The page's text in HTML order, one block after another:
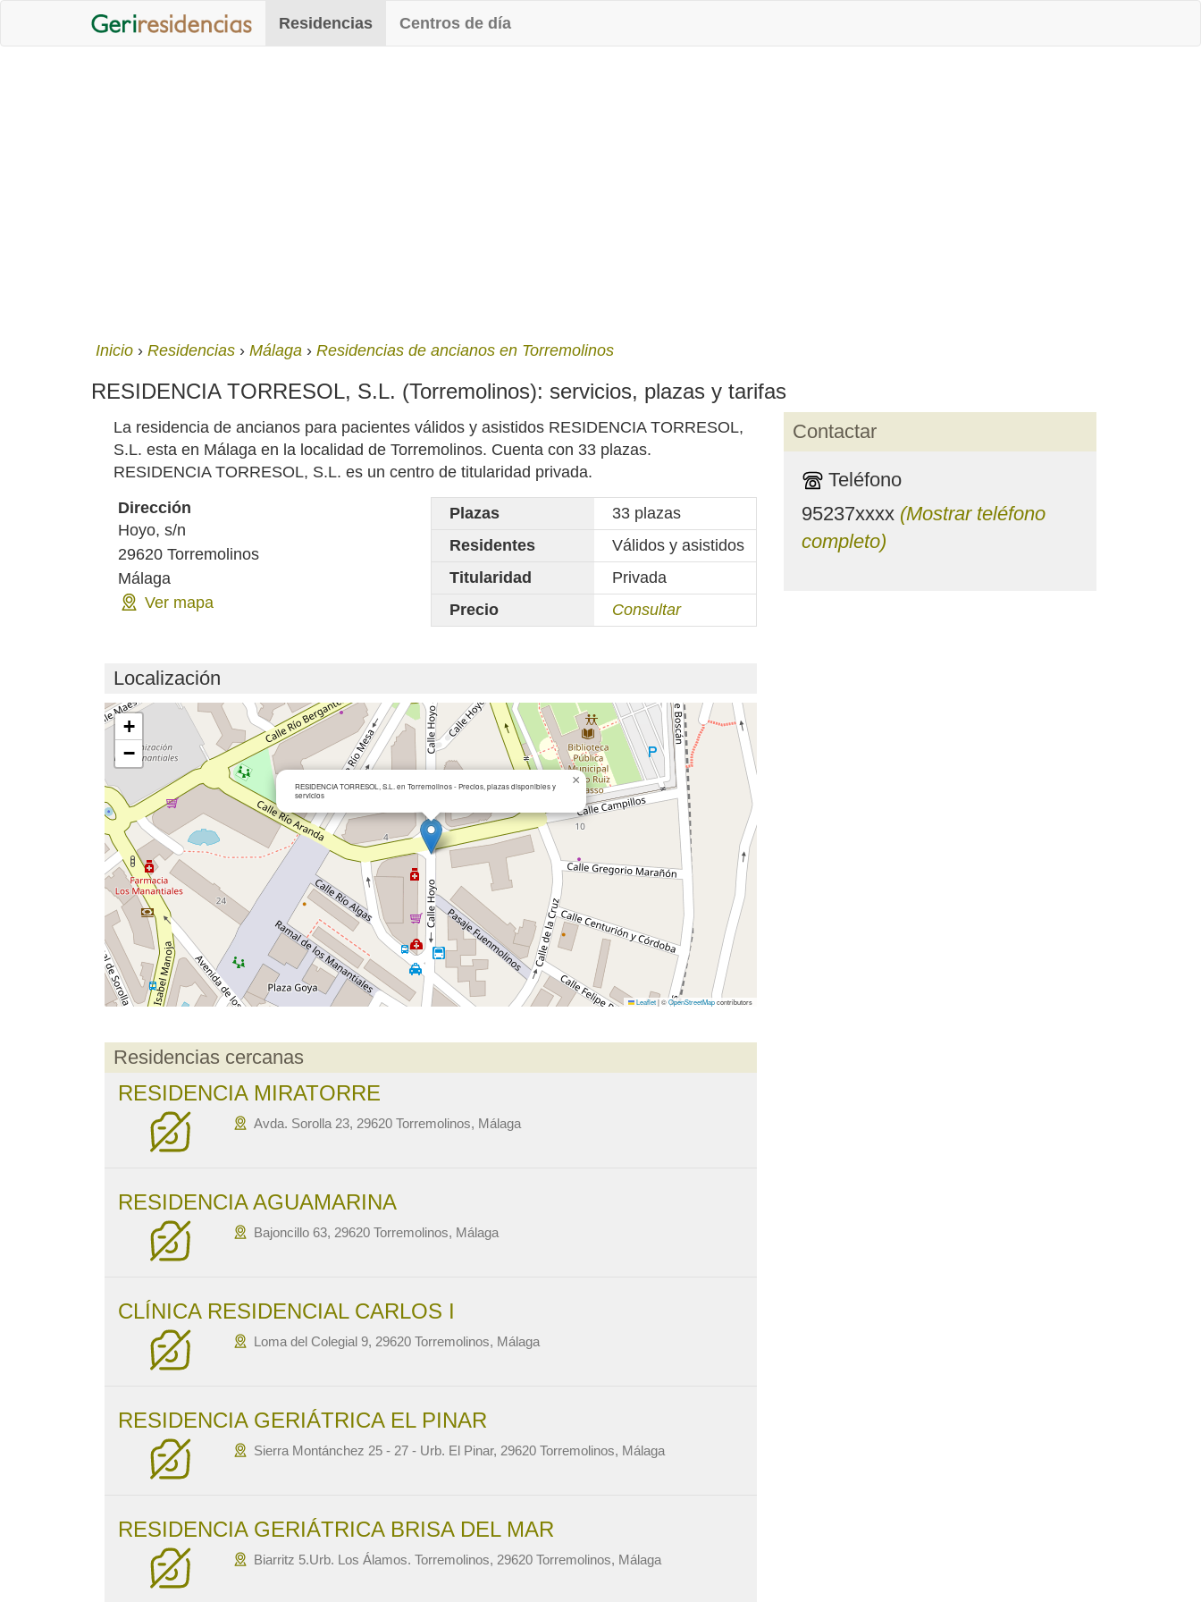
Residencias Centros de día
Inicio Residencias Málaga Residencias de ancianos en Torremolinos
RESIDENCIA TORRESOL, S.L. (Torremolinos): servicios, plazas y tarifas
La residencia de ancianos para pacientes válidos y asistidos RESIDENCIA TORRESOL,
S.L. esta en Málaga en la localidad de Torremolinos. Cuenta con 33 plazas.
RESIDENCIA TORRESOL, S.L. es un centro de titularidad privada.
Dirección
Hoyo, s/n
29620 Torremolinos
Málaga
Ver mapa
Plazas
33 plazas
Residentes
Válidos y asistidos
Titularidad
Privada
Precio
Consultar
Localización
Cargando mapa...
RESIDENCIA TORRESOL, S.L. en Torremolinos - Precios, plazas disponibles y
servicios
×
+
−
Leaflet|©OpenStreetMapcontributors
Residencias cercanas
RESIDENCIA MIRATORRE
Avda. Sorolla 23, 29620 Torremolinos, Málaga
RESIDENCIA AGUAMARINA
Bajoncillo 63, 29620 Torremolinos, Málaga
CLÍNICA RESIDENCIAL CARLOS I
Loma del Colegial 9, 29620 Torremolinos, Málaga
RESIDENCIA GERIÁTRICA EL PINAR
Sierra Montánchez 25 - 27 - Urb. El Pinar, 29620 Torremolinos, Málaga
RESIDENCIA GERIÁTRICA BRISA DEL MAR
Biarritz 5.Urb. Los Álamos. Torremolinos, 29620 Torremolinos, Málaga
Contactar
Teléfono
95237xxxx (Mostrar teléfono
completo)